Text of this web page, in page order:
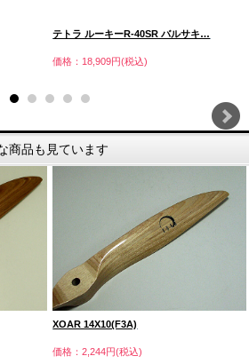
テトラ ルーキーR-40SR バルサキ…
価格：18,909円(税込)
商品も見ています
XOAR 14X10(F3A)
価格：2,244円(税込)